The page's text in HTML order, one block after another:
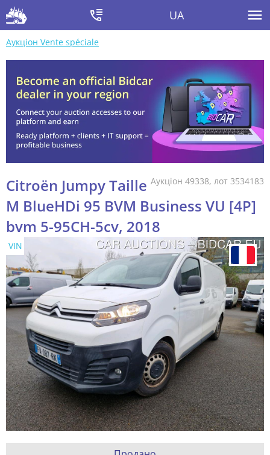
UA
Аукціон Vente spéciale
Аукціон 49338, лот 3534183
Citroën Jumpy Taille
M BlueHDi 95 BVM Business VU [4P]
bvm 5-95CH-5cv, 2018
VIN